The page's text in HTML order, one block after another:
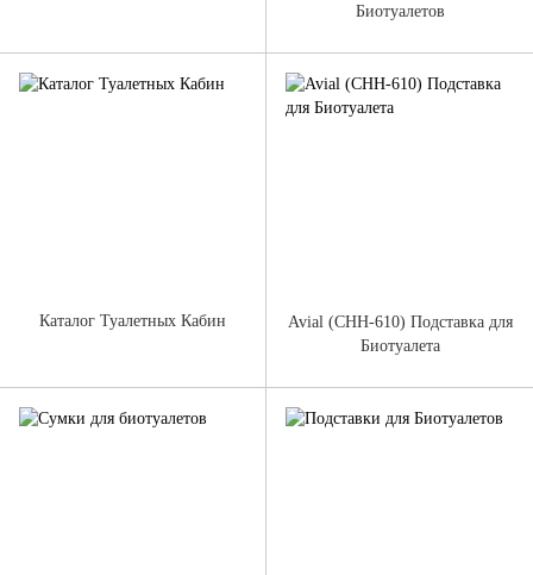
Биотуалетов
Каталог Туалетных Кабин
Avial (CHH-610) Подставка для
Биотуалета